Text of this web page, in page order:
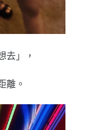
去」，
離。